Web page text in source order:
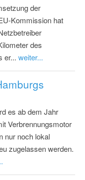
der
Kommission hat
des
er... weiter...
es ab dem Jahr
Verbrennungsmotor
nur noch lokal
zugelassen werden.